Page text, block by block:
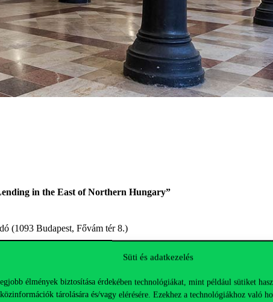
Süti és adatkezelés
élmények biztosítása érdekében technológiákat, mint például sütiket
tárolására és/vagy elérésére. Ezekhez a technológiákhoz való
in the East of Northern Hungary”
(1093 Budapest, Fővám tér 8.)